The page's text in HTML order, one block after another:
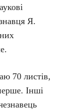
Я.
70 листів,
Інші